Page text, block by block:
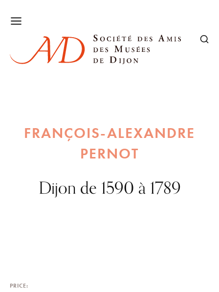
FRANÇOIS-ALEXANDRE
PERNOT
Dijon de 1590 à 1789
PRICE